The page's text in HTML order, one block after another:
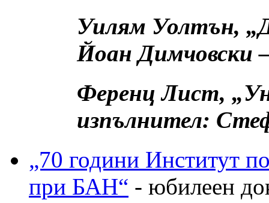
Уилям Уолтън,
Йоан Димчовски
Ференц Лист,
изпълнител:
„70 години Институт
при БАН“ - юбилеен